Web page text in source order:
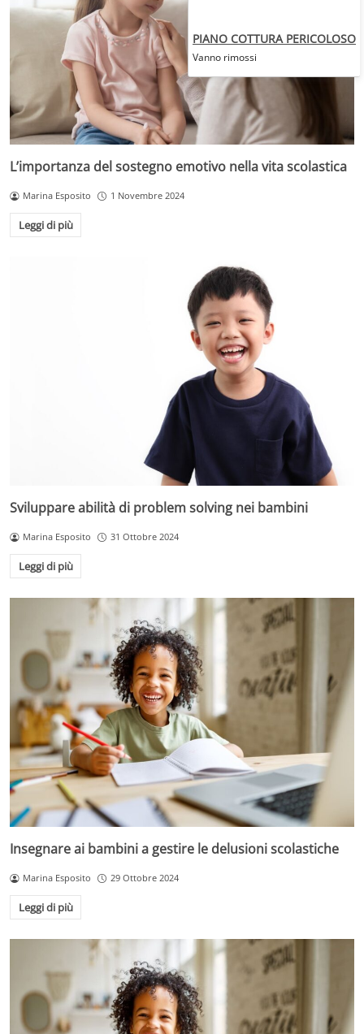
L’importanza del sostegno emotivo nella vita scolastica
Marina Esposito 1 Novembre 2024
Leggi di più
Sviluppare abilità di problem solving nei bambini
Marina Esposito 31 Ottobre 2024
Leggi di più
Insegnare ai bambini a gestire le delusioni scolastiche
Marina Esposito 29 Ottobre 2024
Leggi di più
PIANO COTTURA PERICOLOSO
Vanno rimossi